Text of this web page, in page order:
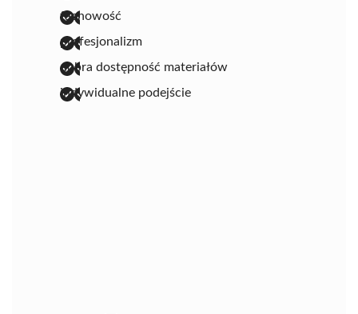
fachowość
profesjonalizm
dobra dostępność materiałów
indywidualne podejście